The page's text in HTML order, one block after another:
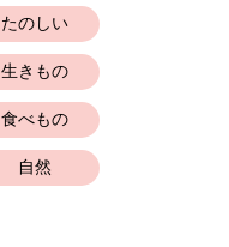
たのしい
生きもの
食べもの
自然